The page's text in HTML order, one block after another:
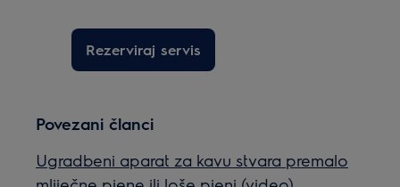
Rezerviraj servis
Povezani članci
Ugradbeni aparat za kavu stvara premalo